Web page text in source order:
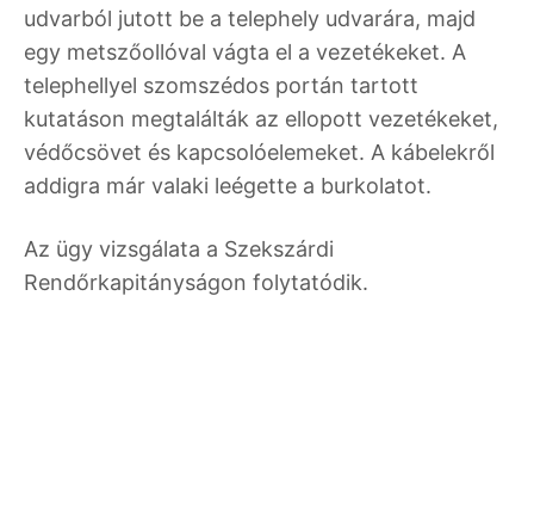
udvarból jutott be a telephely udvarára, majd
egy metszőollóval vágta el a vezetékeket. A
telephellyel szomszédos portán tartott
kutatáson megtalálták az ellopott vezetékeket,
védőcsövet és kapcsolóelemeket. A kábelekről
addigra már valaki leégette a burkolatot.
Az ügy vizsgálata a Szekszárdi
Rendőrkapitányságon folytatódik.